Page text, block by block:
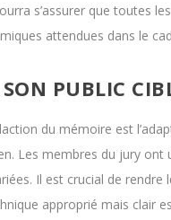
s’assurer que toutes
attendues dans le
PUBLIC
du mémoire est
Les membres du jury
Il est crucial de
approprié mais clair